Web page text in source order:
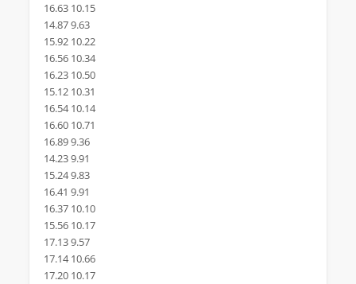
16.63 10.15
14.87 9.63
15.92 10.22
16.56 10.34
16.23 10.50
15.12 10.31
16.54 10.14
16.60 10.71
16.89 9.36
14.23 9.91
15.24 9.83
16.41 9.91
16.37 10.10
15.56 10.17
17.13 9.57
17.14 10.66
17.20 10.17